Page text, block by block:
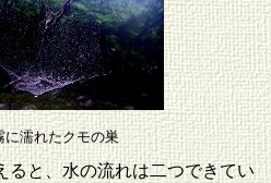
に濡れたクモの巣
ると、水の流れは二つできてい